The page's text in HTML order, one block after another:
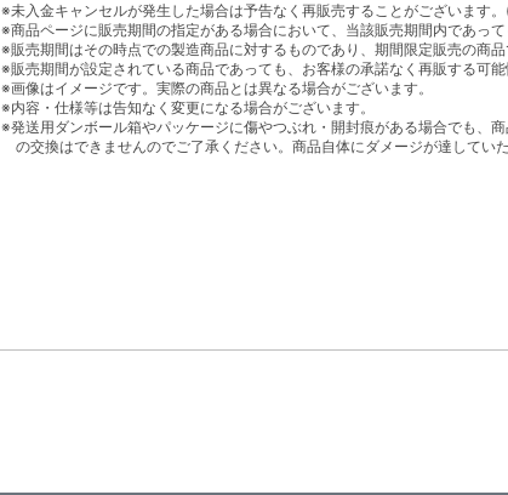
※未入金キャンセルが発生した場合は予告なく再販売することがございます。
※商品ページに販売期間の指定がある場合において、当該販売期間内であっ
※販売期間はその時点での製造商品に対するものであり、期間限定販売の商
※販売期間が設定されている商品であっても、お客様の承諾なく再販する可
※画像はイメージです。実際の商品とは異なる場合がございます。
※内容・仕様等は告知なく変更になる場合がございます。
※発送用ダンボール箱やパッケージに傷やつぶれ・開封痕がある場合でも、
の交換はできませんのでご了承ください。商品自体にダメージが達してい